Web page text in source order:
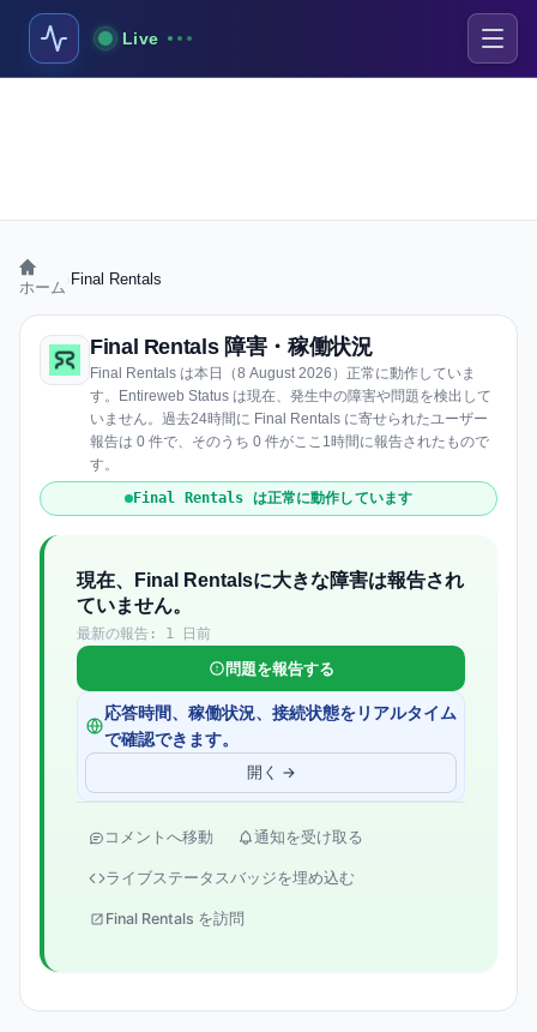
Live
ホーム Final Rentals
Final Rentals 障害・稼働状況
Final Rentals は本日（8 August 2026）正常に動作していま
す。Entireweb Status は現在、発生中の障害や問題を検出して
いません。過去24時間に Final Rentals に寄せられたユーザー
報告は 0 件で、そのうち 0 件がここ1時間に報告されたもので
す。
Final Rentals は正常に動作しています
現在、Final Rentalsに大きな障害は報告され
ていません。
最新の報告: 1 日前
問題を報告する
応答時間、稼働状況、接続状態をリアルタイム
で確認できます。
開く →
コメントへ移動 通知を受け取る
ライブステータスバッジを埋め込む
Final Rentals を訪問